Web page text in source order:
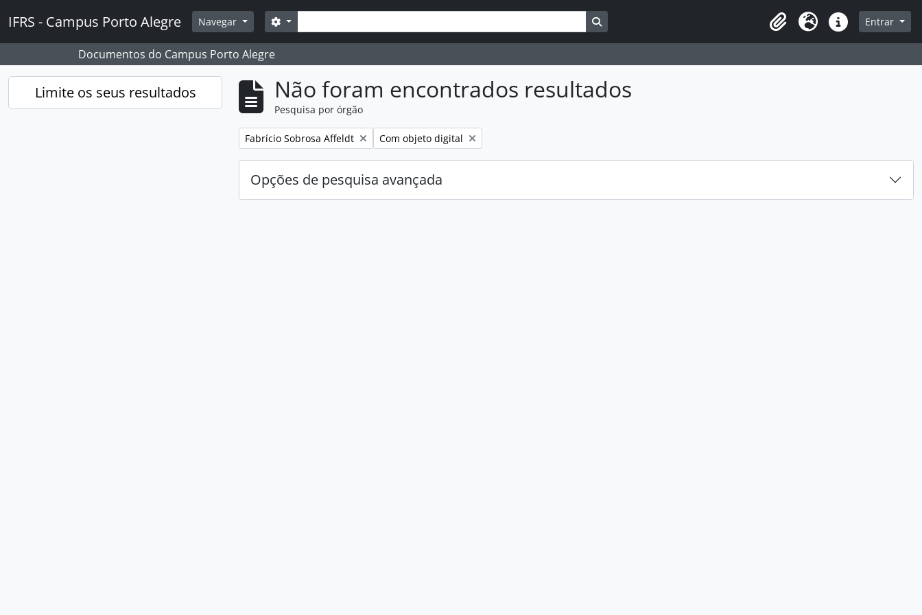
IFRS - Campus Porto Alegre Navegar Pesquisar
Opções de busca Busque na página de navegação
Idioma Ligações rápidas
Entrar
Documentos do Campus Porto Alegre
Limite os seus resultados Não foram encontrados resultados
Pesquisa por órgão
Remover filtro:
Fabrício Sobrosa Affeldt Remover filtro:
Com objeto digital
Opções de pesquisa avançada